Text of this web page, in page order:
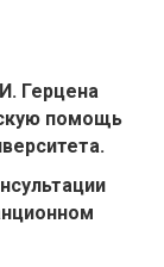
Герцена
помощь